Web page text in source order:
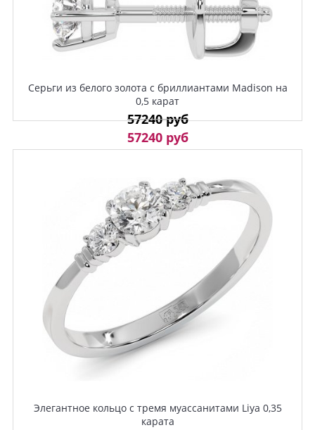
Серьги из белого золота с бриллиантами Madison на
0,5 карат
57240 руб
57240 руб
Элегантное кольцо с тремя муассанитами Liya 0,35
карата